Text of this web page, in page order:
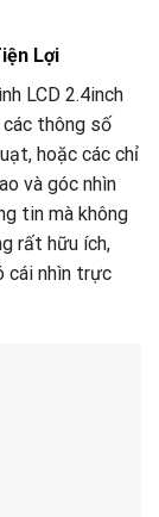
Lợi
LCD 2.4inch
các thông số
hoặc các chỉ
và góc nhìn
tin mà không
rất hữu ích,
cái nhìn trực